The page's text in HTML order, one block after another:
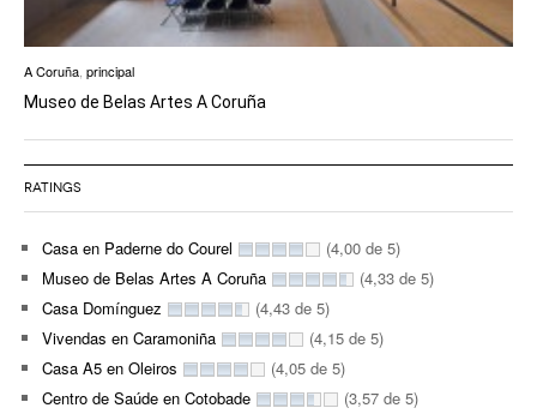
A Coruña principal
Museo de Belas Artes A Coruña
RATINGS
Casa en Paderne do Courel
(4,00 de 5)
Museo de Belas Artes A Coruña
(4,33 de 5)
Casa Domínguez
(4,43 de 5)
Vivendas en Caramoniña
(4,15 de 5)
Casa A5 en Oleiros
(4,05 de 5)
Centro de Saúde en Cotobade
(3,57 de 5)